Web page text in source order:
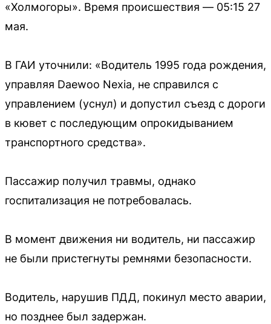
«Холмогоры». Время происшествия — 05:15 27
мая.
В ГАИ уточнили: «Водитель 1995 года рождения,
управляя Daewoo Nexia, не справился с
управлением (уснул) и допустил съезд с дороги
в кювет с последующим опрокидыванием
транспортного средства».
Пассажир получил травмы, однако
госпитализация не потребовалась.
В момент движения ни водитель, ни пассажир
не были пристегнуты ремнями безопасности.
Водитель, нарушив ПДД, покинул место аварии,
но позднее был задержан.